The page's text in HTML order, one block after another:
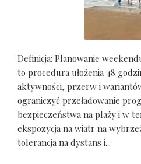
Definicja: Planowanie
to procedura ułożenia 48
aktywności, przerw i
ograniczyć przeładowanie
bezpieczeństwa na plaży i w
ekspozycja na wiatr na
tolerancja na dystans i...